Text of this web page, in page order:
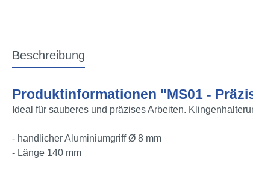
Beschreibung
Produktinformationen "MS01 -
Ideal für sauberes und präzises Arbeiten.
- handlicher Aluminiumgriff Ø 8 mm
- Länge 140 mm